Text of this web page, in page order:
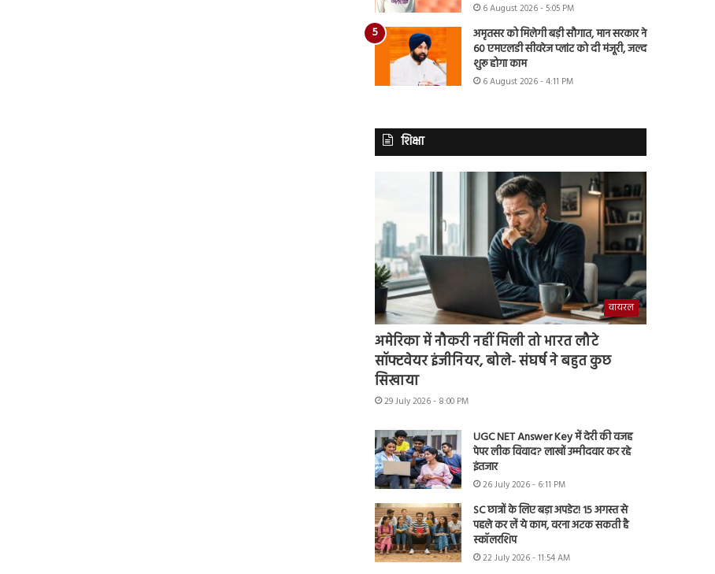
6 August 2026 - 5:05 PM
अमृतसर को मिलेगी बड़ी सौगात, मान सरकार ने
60 एमएलडी सीवरेज प्लांट को दी मंजूरी, जल्द
शुरू होगा काम
6 August 2026 - 4:11 PM
शिक्षा
वायरल
अमेरिका में नौकरी नहीं मिली तो भारत लौटे
सॉफ्टवेयर इंजीनियर, बोले- संघर्ष ने बहुत कुछ
सिखाया
29 July 2026 - 8:00 PM
UGC NET Answer Key में देरी की वजह
पेपर लीक विवाद? लाखों उम्मीदवार कर रहे
इंतजार
26 July 2026 - 6:11 PM
SC छात्रों के लिए बड़ा अपडेट! 15 अगस्त से
पहले कर लें ये काम, वरना अटक सकती है
स्कॉलरशिप
22 July 2026 - 11:54 AM